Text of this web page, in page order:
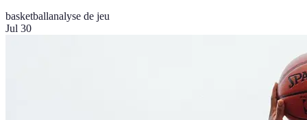
basketballanalyse de jeu
Jul 30